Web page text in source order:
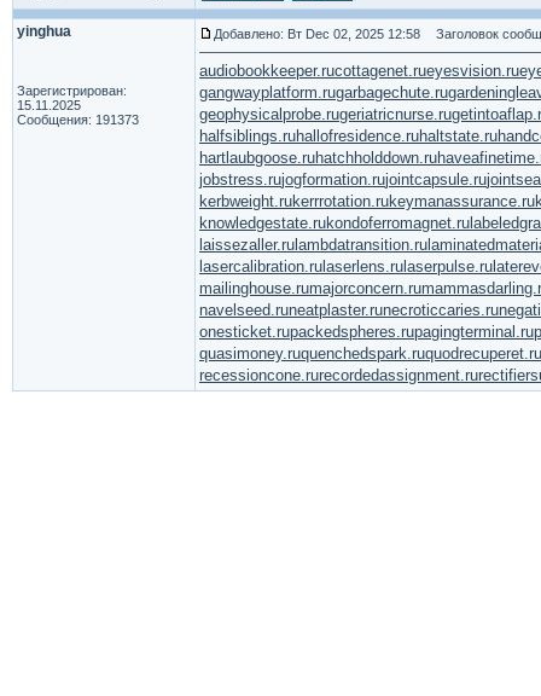
yinghua
Зарегистрирован:
15.11.2025
Сообщения: 191373
Добавлено: Вт Dec 02, 2025 12:58 Заголовок
audiobookkeeper.rucottagenet.rueyesvision.ru
gangwayplatform.rugarbagechute.ru
geophysicalprobe.rugeriatricnurse.ru
halfsiblings.ruhallofresidence.ruhaltstate.ru
hartlaubgoose.ruhatchholddown.ru
jobstress.rujogformation.rujointcapsule.ru
kerbweight.rukerrrotation.rukeymanassurance.ru
knowledgestate.rukondoferromagnet.ru
laissezaller.ru lambdatransition.ru
lasercalibration.ru laserlens.ru laserpulse.ru
mailinghouse.rumajorconcern.ru
navelseed.runeatplaster.runecroticcaries.ru
onesticket.rupackedspheres.rupagingterminal.ru
quasimoney.ruquenchedspark.ruquodrecuperet.ru
recessioncone.rurecordedassignment.ru